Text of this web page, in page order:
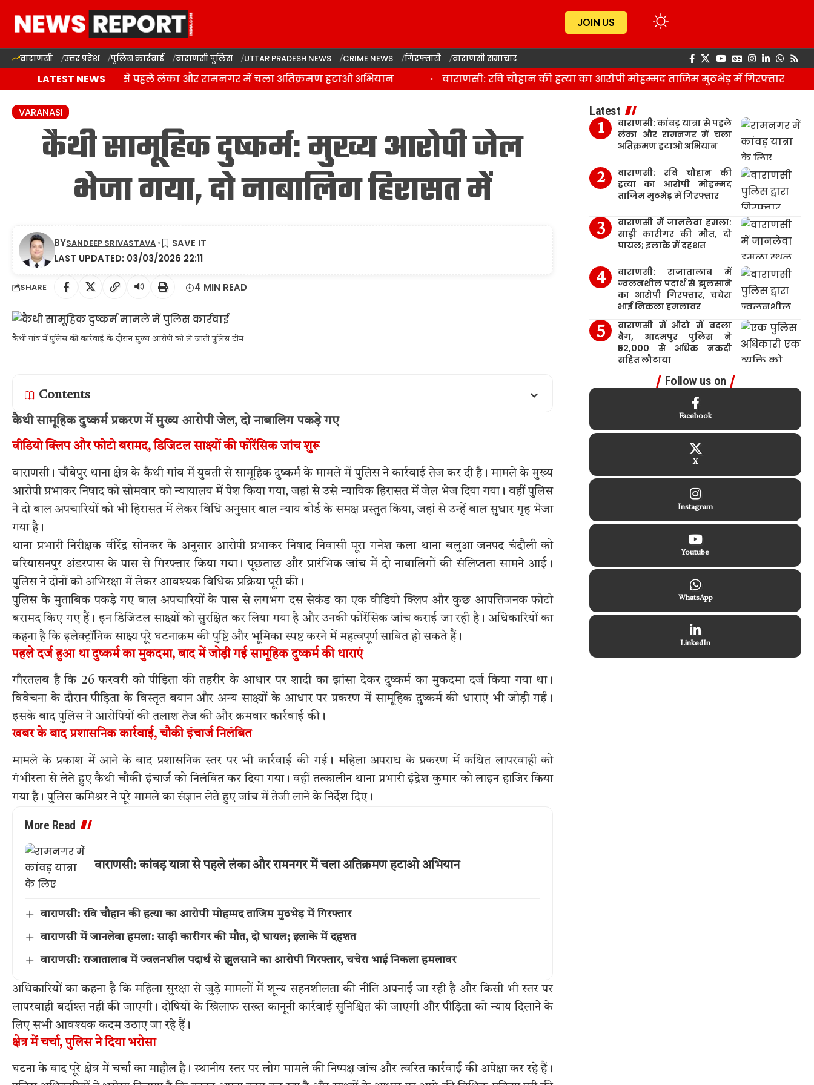
JOIN US
वाराणसी उत्तर प्रदेश पुलिस कार्रवाई वाराणसी पुलिस UTTAR PRADESH NEWS CRIME NEWS गिरफ्तारी वाराणसी समाचार
LATEST NEWS
वाराणसी: कांवड़ यात्रा से पहले लंका और रामनगर में चला अतिक्रमण हटाओ अभियान वाराणसी: रवि चौहान की हत्या का आरोपी मोहम्मद ताजिम मुठभेड़ में गिरफ्तार
VARANASI
कैथी सामूहिक दुष्कर्म: मुख्य आरोपी जेल
भेजा गया, दो नाबालिग हिरासत में
LAST UPDATED: 03/03/2026 22:11
BYSANDEEP SRIVASTAVA
SHARE 🔊 4 MIN READ
कैथी गांव में पुलिस की कार्रवाई के दौरान मुख्य आरोपी को ले जाती पुलिस टीम
Contents
कैथी सामूहिक दुष्कर्म प्रकरण में मुख्य आरोपी जेल, दो नाबालिग पकड़े गए
वीडियो क्लिप और फोटो बरामद, डिजिटल साक्ष्यों की फोरेंसिक जांच शुरू
वाराणसी। चौबेपुर थाना क्षेत्र के कैथी गांव में युवती से सामूहिक दुष्कर्म के मामले में पुलिस ने कार्रवाई तेज कर दी है। मामले के मुख्य
आरोपी प्रभाकर निषाद को सोमवार को न्यायालय में पेश किया गया, जहां से उसे न्यायिक हिरासत में जेल भेज दिया गया। वहीं पुलिस
ने दो बाल अपचारियों को भी हिरासत में लेकर विधि अनुसार बाल न्याय बोर्ड के समक्ष प्रस्तुत किया, जहां से उन्हें बाल सुधार गृह भेजा
गया है।
थाना प्रभारी निरीक्षक वीरेंद्र सोनकर के अनुसार आरोपी प्रभाकर निषाद निवासी पूरा गनेश कला थाना बलुआ जनपद चंदौली को
बरियासनपुर अंडरपास के पास से गिरफ्तार किया गया। पूछताछ और प्रारंभिक जांच में दो नाबालिगों की संलिप्तता सामने आई।
पुलिस ने दोनों को अभिरक्षा में लेकर आवश्यक विधिक प्रक्रिया पूरी की।
पुलिस के मुताबिक पकड़े गए बाल अपचारियों के पास से लगभग दस सेकंड का एक वीडियो क्लिप और कुछ आपत्तिजनक फोटो
बरामद किए गए हैं। इन डिजिटल साक्ष्यों को सुरक्षित कर लिया गया है और उनकी फोरेंसिक जांच कराई जा रही है। अधिकारियों का
कहना है कि इलेक्ट्रॉनिक साक्ष्य पूरे घटनाक्रम की पुष्टि और भूमिका स्पष्ट करने में महत्वपूर्ण साबित हो सकते हैं।
पहले दर्ज हुआ था दुष्कर्म का मुकदमा, बाद में जोड़ी गई सामूहिक दुष्कर्म की धाराएं
गौरतलब है कि 26 फरवरी को पीड़िता की तहरीर के आधार पर शादी का झांसा देकर दुष्कर्म का मुकदमा दर्ज किया गया था।
विवेचना के दौरान पीड़िता के विस्तृत बयान और अन्य साक्ष्यों के आधार पर प्रकरण में सामूहिक दुष्कर्म की धाराएं भी जोड़ी गईं।
इसके बाद पुलिस ने आरोपियों की तलाश तेज की और क्रमवार कार्रवाई की।
खबर के बाद प्रशासनिक कार्रवाई, चौकी इंचार्ज निलंबित
मामले के प्रकाश में आने के बाद प्रशासनिक स्तर पर भी कार्रवाई की गई। महिला अपराध के प्रकरण में कथित लापरवाही को
गंभीरता से लेते हुए कैथी चौकी इंचार्ज को निलंबित कर दिया गया। वहीं तत्कालीन थाना प्रभारी इंद्रेश कुमार को लाइन हाजिर किया
गया है। पुलिस कमिश्नर ने पूरे मामले का संज्ञान लेते हुए जांच में तेजी लाने के निर्देश दिए।
More Read
वाराणसी: कांवड़ यात्रा से पहले लंका और रामनगर में चला अतिक्रमण हटाओ अभियान
वाराणसी: रवि चौहान की हत्या का आरोपी मोहम्मद ताजिम मुठभेड़ में गिरफ्तार
वाराणसी में जानलेवा हमला: साड़ी कारीगर की मौत, दो घायल; इलाके में दहशत
वाराणसी: राजातालाब में ज्वलनशील पदार्थ से झुलसाने का आरोपी गिरफ्तार, चचेरा भाई निकला हमलावर
अधिकारियों का कहना है कि महिला सुरक्षा से जुड़े मामलों में शून्य सहनशीलता की नीति अपनाई जा रही है और किसी भी स्तर पर
लापरवाही बर्दाश्त नहीं की जाएगी। दोषियों के खिलाफ सख्त कानूनी कार्रवाई सुनिश्चित की जाएगी और पीड़िता को न्याय दिलाने के
लिए सभी आवश्यक कदम उठाए जा रहे हैं।
क्षेत्र में चर्चा, पुलिस ने दिया भरोसा
घटना के बाद पूरे क्षेत्र में चर्चा का माहौल है। स्थानीय स्तर पर लोग मामले की निष्पक्ष जांच और त्वरित कार्रवाई की अपेक्षा कर रहे हैं।
Latest
वाराणसी: कांवड़ यात्रा से पहले
लंका और रामनगर में चला
अतिक्रमण हटाओ अभियान
वाराणसी: रवि चौहान की
हत्या का आरोपी मोहम्मद
ताजिम मुठभेड़ में गिरफ्तार
वाराणसी में जानलेवा हमला:
साड़ी कारीगर की मौत, दो
घायल; इलाके में दहशत
वाराणसी: राजातालाब में
ज्वलनशील पदार्थ से झुलसाने
का आरोपी गिरफ्तार, चचेरा
भाई निकला हमलावर
वाराणसी में ऑटो में बदला
बैग, आदमपुर पुलिस ने
₹52,000 से अधिक नकदी
सहित लौटाया
Follow us on
Facebook
X
Instagram
Youtube
WhatsApp
LinkedIn